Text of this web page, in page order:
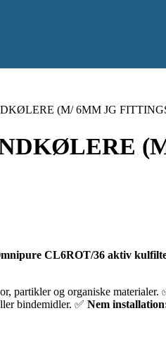
(M/ 6MM JG
CL6ROT/36 aktiv
partikler og organiske materialer.
bindemidler. ✅ Nem